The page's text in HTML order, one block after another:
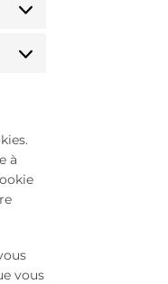
Statistiques
Marketing
à
vous